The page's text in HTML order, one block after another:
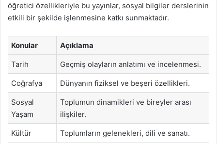
öğretici özellikleriyle bu yayınlar, sosyal bilgiler derslerinin
etkili bir şekilde işlenmesine katkı sunmaktadır.
Konular Açıklama
Tarih Geçmiş olayların anlatımı ve incelenmesi.
Coğrafya Dünyanın fiziksel ve beşeri özellikleri.
Sosyal
Yaşam
Toplumun dinamikleri ve bireyler arası
ilişkiler.
Kültür Toplumların gelenekleri, dili ve sanatı.